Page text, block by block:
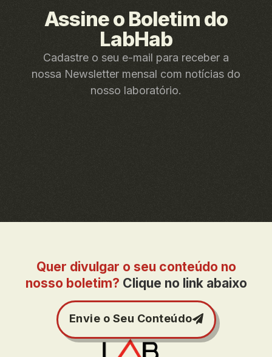
Assine o Boletim do
LabHab
Cadastre o seu e-mail para receber a
nossa Newsletter mensal com notícias do
nosso laboratório.
Quer divulgar o seu conteúdo no
nosso boletim? Clique no link abaixo
Envie o Seu Conteúdo